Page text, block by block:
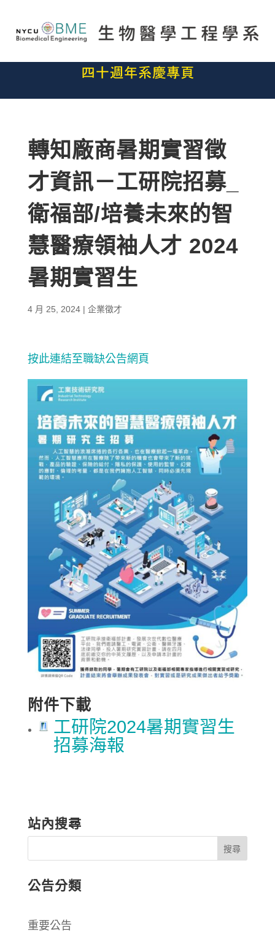
轉知廠商暑期實習徵
才資訊－工研院招募_
衛福部/培養未來的智
慧醫療領袖人才 2024
暑期實習生
4 月 25, 2024| 企業徵才
按此連結至職缺公告網頁
附件下載
工研院2024暑期實習生
招募海報
站內搜尋
公告分類
重要公告